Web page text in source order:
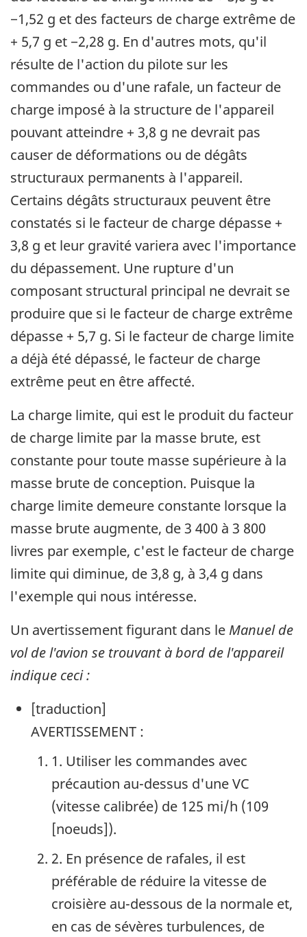
−1,52 g et des facteurs de charge extrême de
+ 5,7 g et −2,28 g. En d'autres mots, qu'il
résulte de l'action du pilote sur les
commandes ou d'une rafale, un facteur de
charge imposé à la structure de l'appareil
pouvant atteindre + 3,8 g ne devrait pas
causer de déformations ou de dégâts
structuraux permanents à l'appareil.
Certains dégâts structuraux peuvent être
constatés si le facteur de charge dépasse +
3,8 g et leur gravité variera avec l'importance
du dépassement. Une rupture d'un
composant structural principal ne devrait se
produire que si le facteur de charge extrême
dépasse + 5,7 g. Si le facteur de charge limite
a déjà été dépassé, le facteur de charge
extrême peut en être affecté.
La charge limite, qui est le produit du facteur
de charge limite par la masse brute, est
constante pour toute masse supérieure à la
masse brute de conception. Puisque la
charge limite demeure constante lorsque la
masse brute augmente, de 3 400 à 3 800
livres par exemple, c'est le facteur de charge
limite qui diminue, de 3,8 g, à 3,4 g dans
l'exemple qui nous intéresse.
Un avertissement figurant dans le Manuel de
vol de l'avion se trouvant à bord de l'appareil
indique ceci :
[traduction]
AVERTISSEMENT :
1. Utiliser les commandes avec
précaution au-dessus d'une VC
(vitesse calibrée) de 125 mi/h (109
[noeuds]).
2. En présence de rafales, il est
préférable de réduire la vitesse de
croisière au-dessous de la normale et,
en cas de sévères turbulences, de